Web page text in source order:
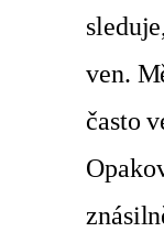
ven.
často